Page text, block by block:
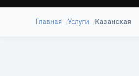
Главная Услуги Казанская